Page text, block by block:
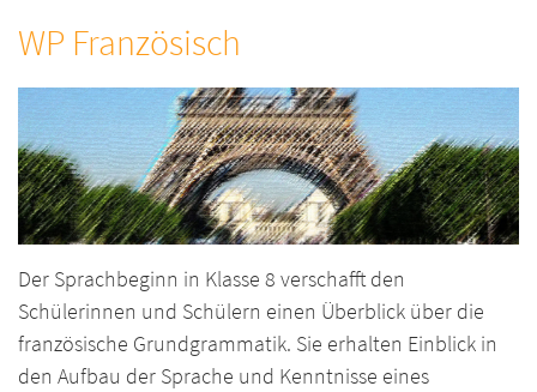
WP Französisch
Der Sprachbeginn in Klasse 8 verschafft den
Schülerinnen und Schülern einen Überblick über die
französische Grundgrammatik. Sie erhalten Einblick in
den Aufbau der Sprache und Kenntnisse eines